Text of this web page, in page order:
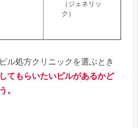
（ジェネリッ
ク）
ル処方クリニックを選ぶとき
てもらいたいピルがあるかど
。